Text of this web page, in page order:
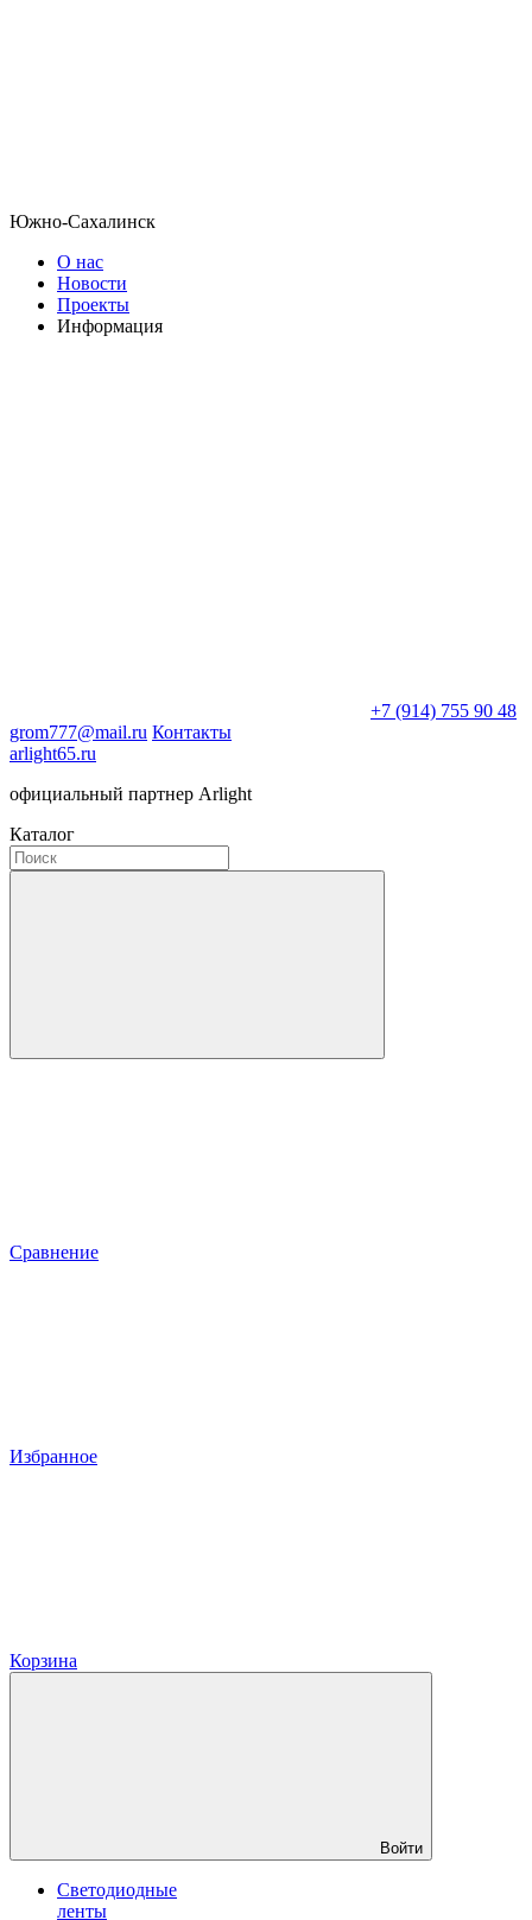
Южно-Сахалинск
О нас
Новости
Проекты
Информация
+7 (914) 755 90 48
grom777@mail.ru Контакты
arlight65.ru
официальный партнер Arlight
Каталог
Сравнение
Избранное
Корзина
Войти
Светодиодные
ленты